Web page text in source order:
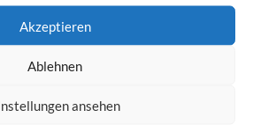
Akzeptieren
Ablehnen
ansehen
VOM ZUSAMECK